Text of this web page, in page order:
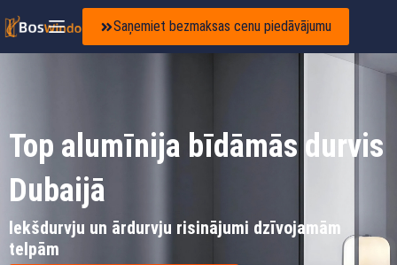
Saņemiet bezmaksas cenu piedāvājumu
Top alumīnija bīdāmās durvis
Dubaijā
Iekšdurvju un ārdurvju risinājumi dzīvojamām
telpām